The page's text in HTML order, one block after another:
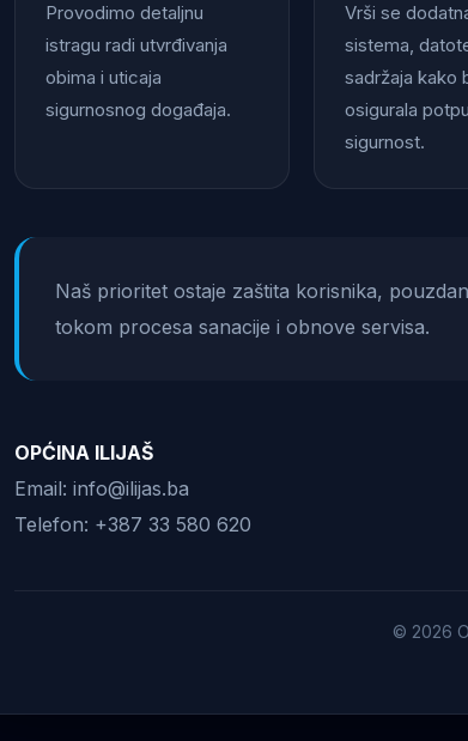
Provodimo detaljnu
istragu radi utvrđivanja
obima i uticaja
sigurnosnog događaja.
Vrši se
sistema,
sadržaja kako
osigurala
sigurnost.
Naš prioritet ostaje zaštita korisnika,
tokom procesa sanacije i obnove servisa.
OPĆINA ILIJAŠ
Email: info@ilijas.ba
Telefon: +387 33 580 620
© 2026